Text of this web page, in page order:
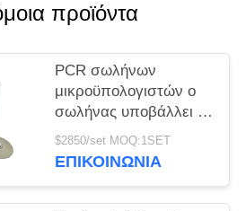
προϊόντα
PCR σωλήνων
μικροϋπολογιστών ο
σωλήνας υποβάλλει το
καθολικό υψηλής
ταχύτητας σε
$2850/set MOQ:1SET
ΕΠΙΚΟΙΝΩΝΊΑ